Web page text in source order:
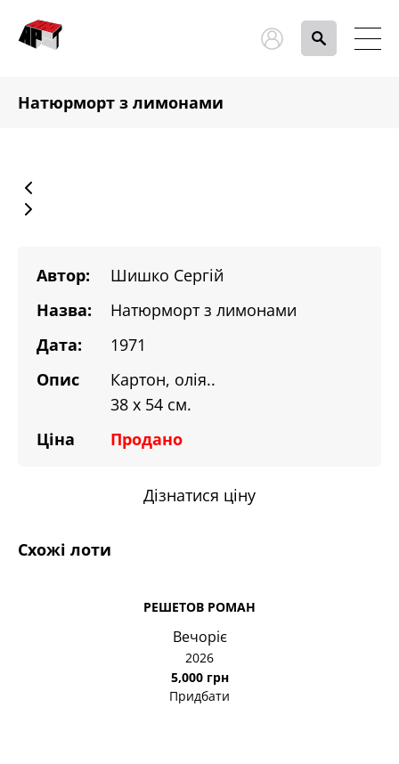
Натюрморт з лимонами
Автор:
Шишко Сергій
Назва:
Натюрморт з лимонами
Дата:
1971
Опис
Картон, олія..
38 х 54 см.
Ціна
Продано
Дізнатися ціну
Схожі лоти
РЕШЕТОВ РОМАН
Вечоріє
2026
5,000 грн
Придбати